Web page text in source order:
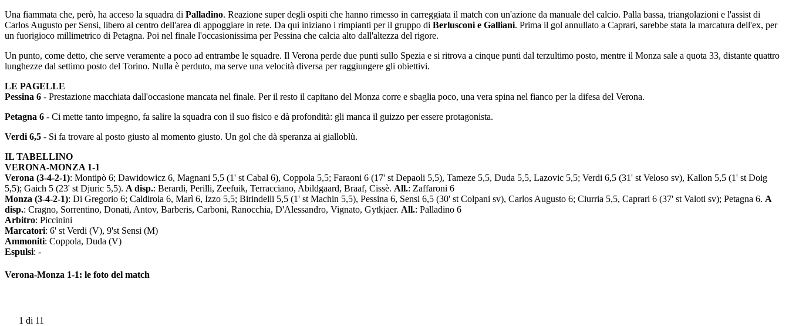
Una fiammata che, però, ha acceso la squadra di Palladino. Reazione super degli ospiti che hanno rimesso in carreggiata il match con un'azione da manuale del calcio. Palla bassa, triangolazioni e l'assist di
Carlos Augusto per Sensi, libero al centro dell'area di appoggiare in rete. Da qui iniziano i rimpianti per il gruppo di Berlusconi e Galliani. Prima il gol annullato a Caprari, sarebbe stata la marcatura dell'ex, per
un fuorigioco millimetrico di Petagna. Poi nel finale l'occasionissima per Pessina che calcia alto dall'altezza del rigore.
Un punto, come detto, che serve veramente a poco ad entrambe le squadre. Il Verona perde due punti sullo Spezia e si ritrova a cinque punti dal terzultimo posto, mentre il Monza sale a quota 33, distante quattro
lunghezze dal settimo posto del Torino. Nulla è perduto, ma serve una velocità diversa per raggiungere gli obiettivi.
LE PAGELLE
Pessina 6 - Prestazione macchiata dall'occasione mancata nel finale. Per il resto il capitano del Monza corre e sbaglia poco, una vera spina nel fianco per la difesa del Verona.
Petagna 6 - Ci mette tanto impegno, fa salire la squadra con il suo fisico e dà profondità: gli manca il guizzo per essere protagonista.
Verdi 6,5 - Si fa trovare al posto giusto al momento giusto. Un gol che dà speranza ai gialloblù.
IL TABELLINO
VERONA-MONZA 1-1
Verona (3-4-2-1): Montipò 6; Dawidowicz 6, Magnani 5,5 (1' st Cabal 6), Coppola 5,5; Faraoni 6 (17' st Depaoli 5,5), Tameze 5,5, Duda 5,5, Lazovic 5,5; Verdi 6,5 (31' st Veloso sv), Kallon 5,5 (1' st Doig
5,5); Gaich 5 (23' st Djuric 5,5). A disp.: Berardi, Perilli, Zeefuik, Terracciano, Abildgaard, Braaf, Cissè. All.: Zaffaroni 6
Monza (3-4-2-1): Di Gregorio 6; Caldirola 6, Marì 6, Izzo 5,5; Birindelli 5,5 (1' st Machin 5,5), Pessina 6, Sensi 6,5 (30' st Colpani sv), Carlos Augusto 6; Ciurria 5,5, Caprari 6 (37' st Valoti sv); Petagna 6. A
disp.: Cragno, Sorrentino, Donati, Antov, Barberis, Carboni, Ranocchia, D'Alessandro, Vignato, Gytkjaer. All.: Palladino 6
Arbitro: Piccinini
Marcatori: 6' st Verdi (V), 9'st Sensi (M)
Ammoniti: Coppola, Duda (V)
Espulsi: -
Verona-Monza 1-1: le foto del match
1 di 11